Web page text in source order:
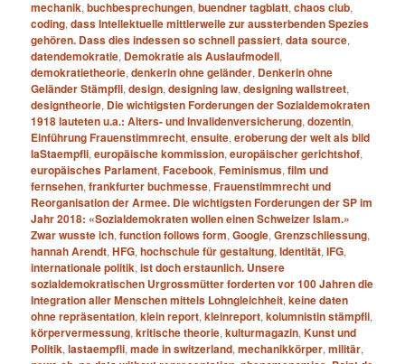
mechanik,buchbesprechungen,buendner tagblatt,chaos club,
coding,dass Intellektuelle mittlerweile zur aussterbenden Spezies
gehören. Dass dies indessen so schnell passiert,data source,
datendemokratie, Demokratie als Auslaufmodell,
demokratietheorie,denkerin ohne geländer, Denkerin ohne
Geländer Stämpfli,design,designing law,designing wallstreet,
designtheorie, Die wichtigsten Forderungen der Sozialdemokraten
1918 lauteten u.a.: Alters- und Invalidenversicherung,dozentin,
Einführung Frauenstimmrecht,ensuite,eroberung der welt als bild
laStaempfli,europäische kommission,europäischer gerichtshof,
europäisches Parlament,Facebook,Feminismus,film und
fernsehen,frankfurter buchmesse,Frauenstimmrecht und
Reorganisation der Armee. Die wichtigsten Forderungen der SP im
Jahr 2018: «Sozialdemokraten wollen einen Schweizer Islam.»
Zwar wusste ich,function follows form,Google,Grenzschliessung,
hannah Arendt,HFG,hochschule für gestaltung,Identität,IFG,
internationale politik,ist doch erstaunlich. Unsere
sozialdemokratischen Urgrossmütter forderten vor 100 Jahren die
Integration aller Menschen mittels Lohngleichheit,keine daten
ohne repräsentation,klein report,kleinreport,kolumnistin stämpfli,
körpervermessung,kritische theorie,kulturmagazin,Kunst und
Politik,lastaempfli,made in switzerland,mechanikkörper,militär,